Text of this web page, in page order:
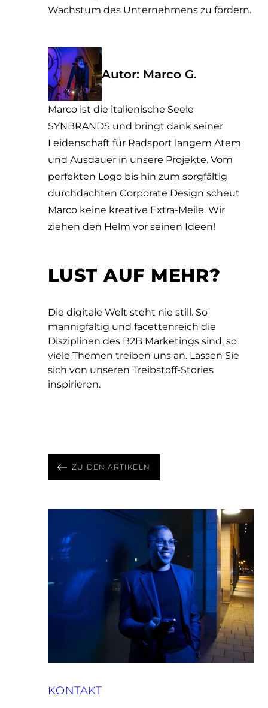
Wachstum des Unternehmens zu fördern.
Autor: Marco G.
Marco ist die italienische Seele
SYNBRANDS und bringt dank seiner
Leidenschaft für Radsport langem Atem
und Ausdauer in unsere Projekte. Vom
perfekten Logo bis hin zum sorgfältig
durchdachten Corporate Design scheut
Marco keine kreative Extra-Meile. Wir
ziehen den Helm vor seinen Ideen!
LUST AUF MEHR?
Die digitale Welt steht nie still. So
mannigfaltig und facettenreich die
Disziplinen des B2B Marketings sind, so
viele Themen treiben uns an. Lassen Sie
sich von unseren Treibstoff-Stories
inspirieren.
Juli 4, 2025 - 3 Min Lesezeit
Plädoyer für die Marke
Marke ist kein Beiwerk. Kein Logo. Sie ist
ein Führungsinstrument.
Mai 21, 2024 - 1 Min Lesezeit
Komplexität trifft Minimalismus
Welche Bedeutung hat der Begriff für
März 20, 2024 - 2 Min Lesezeit
Die Kraft des Klangs
ZU DEN ARTIKELN
KONTAKT